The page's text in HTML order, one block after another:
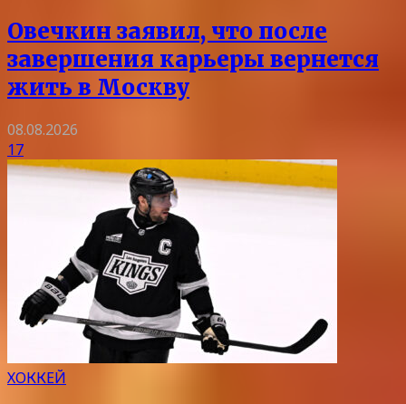
Овечкин заявил, что после
завершения карьеры вернется
жить в Москву
08.08.2026
17
ХОККЕЙ